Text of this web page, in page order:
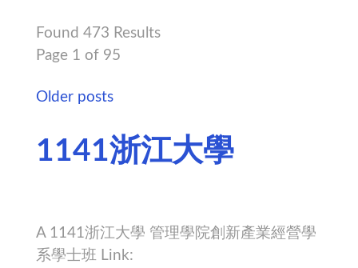
Found 473 Results
Page 1 of 95
Older posts
1141浙江大學
A 1141浙江大學 管理學院創新產業經營學
系學士班 Link: